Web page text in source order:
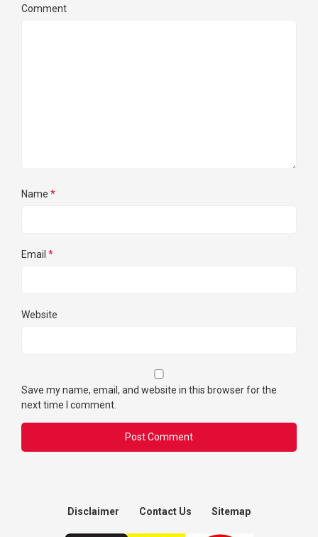
Comment
Name *
Email *
Website
Save my name, email, and website in this browser for the
next time I comment.
Disclaimer Contact Us Sitemap